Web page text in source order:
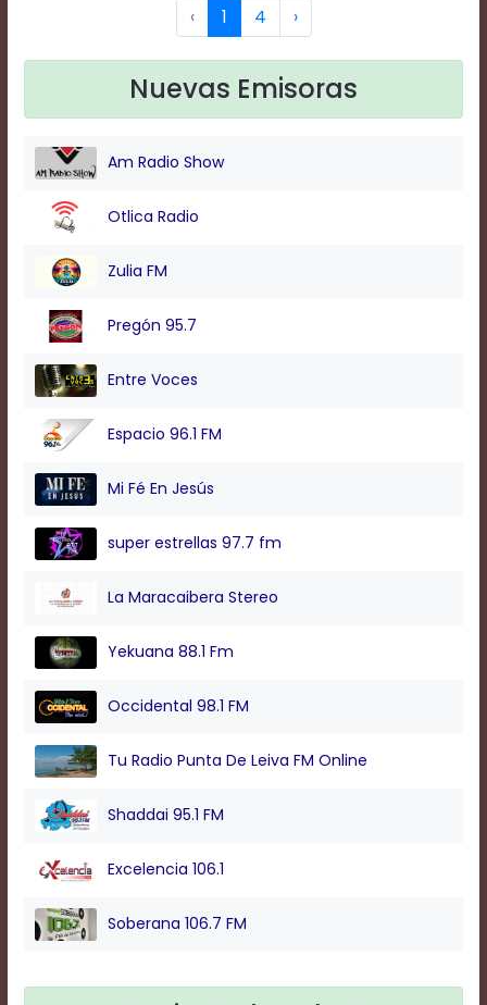
Defaults
‹ 1 4 ›
Nuevas Emisoras
Am Radio Show
Otlica Radio
Zulia FM
Pregón 95.7
Entre Voces
Espacio 96.1 FM
Mi Fé En Jesús
super estrellas 97.7 fm
La Maracaibera Stereo
Yekuana 88.1 Fm
Occidental 98.1 FM
Tu Radio Punta De Leiva FM Online
Shaddai 95.1 FM
Excelencia 106.1
Soberana 106.7 FM